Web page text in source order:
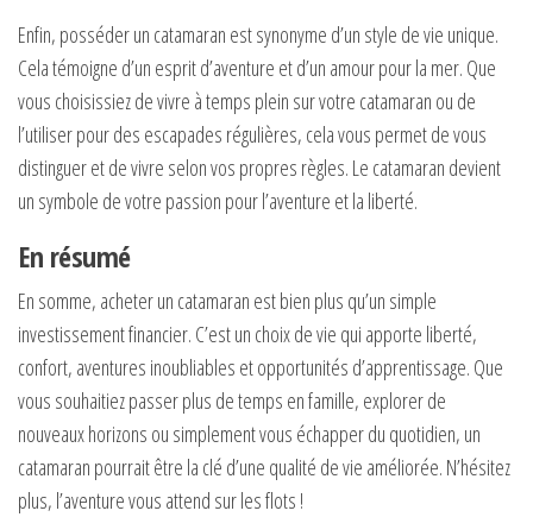
Enfin, posséder un catamaran est synonyme d’un style de vie unique.
Cela témoigne d’un esprit d’aventure et d’un amour pour la mer. Que
vous choisissiez de vivre à temps plein sur votre catamaran ou de
l’utiliser pour des escapades régulières, cela vous permet de vous
distinguer et de vivre selon vos propres règles. Le catamaran devient
un symbole de votre passion pour l’aventure et la liberté.
En résumé
En somme, acheter un catamaran est bien plus qu’un simple
investissement financier. C’est un choix de vie qui apporte liberté,
confort, aventures inoubliables et opportunités d’apprentissage. Que
vous souhaitiez passer plus de temps en famille, explorer de
nouveaux horizons ou simplement vous échapper du quotidien, un
catamaran pourrait être la clé d’une qualité de vie améliorée. N’hésitez
plus, l’aventure vous attend sur les flots !